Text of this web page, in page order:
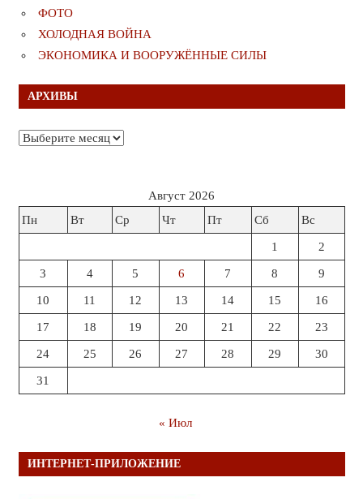
ФОТО
ХОЛОДНАЯ ВОЙНА
ЭКОНОМИКА И ВООРУЖЁННЫЕ СИЛЫ
АРХИВЫ
Архивы
Август 2026
Пн
Вт Ср Чт Пт Сб Вс
1 2
3 4 5 6 7 8 9
10 11 12 13 14 15 16
17 18 19 20 21 22 23
24 25 26 27 28 29 30
31
« Июл
ИНТЕРНЕТ-ПРИЛОЖЕНИЕ